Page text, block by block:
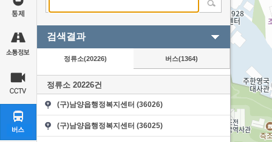
검색결과
정류소(20226) 버스(1364)
정류소 20226건
(구)남양읍행정복지센터 (36026)
(구)남양읍행정복지센터 (36025)